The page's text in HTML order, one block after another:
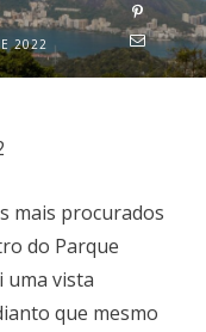
k a
2022
mais procurados
do Parque
uma vista
que mesmo